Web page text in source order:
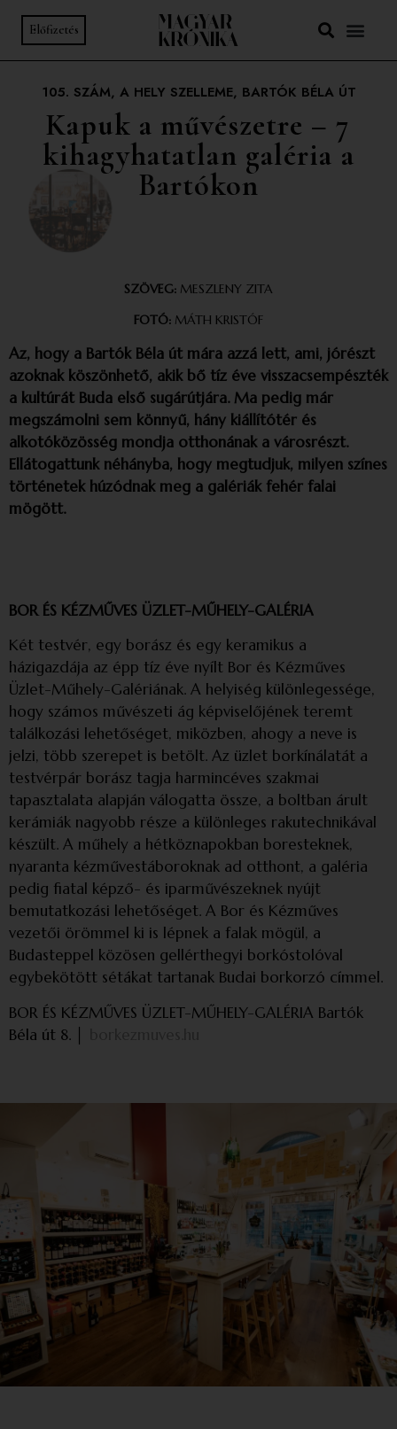
Előfizetés
105. SZÁM, A HELY SZELLEME, BARTÓK BÉLA ÚT
Kapuk a művészetre – 7
kihagyhatatlan galéria a
Bartókon
SZÖVEG: MESZLENY ZITA
FOTÓ: MÁTH KRISTÓF
Az, hogy a Bartók Béla út mára azzá lett, ami, jórészt
azoknak köszönhető, akik bő tíz éve visszacsempészték
a kultúrát Buda első sugárútjára. Ma pedig már
megszámolni sem könnyű, hány kiállítótér és
alkotóközösség mondja otthonának a városrészt.
Ellátogattunk néhányba, hogy megtudjuk, milyen színes
történetek húzódnak meg a galériák fehér falai
mögött.
BOR ÉS KÉZMŰVES ÜZLET-MŰHELY-GALÉRIA
Két testvér, egy borász és egy keramikus a
házigazdája az épp tíz éve nyílt Bor és Kézműves
Üzlet-Műhely-Galériának. A helyiség különlegessége,
hogy számos művészeti ág képviselőjének teremt
találkozási lehetőséget, miközben, ahogy a neve is
jelzi, több szerepet is betölt. Az üzlet borkínálatát a
testvérpár borász tagja harmincéves szakmai
tapasztalata alapján válogatta össze, a boltban árult
kerámiák nagyobb része a különleges rakutechnikával
készült. A műhely a hétköznapokban boresteknek,
nyaranta kézművestáboroknak ad otthont, a galéria
pedig fiatal képző- és iparművészeknek nyújt
bemutatkozási lehetőséget. A Bor és Kézműves
vezetői örömmel ki is lépnek a falak mögül, a
Budasteppel közösen gellérthegyi borkóstolóval
egybekötött sétákat tartanak Budai borkorzó címmel.
BOR ÉS KÉZMŰVES ÜZLET-MŰHELY-GALÉRIA Bartók
Béla út 8. │